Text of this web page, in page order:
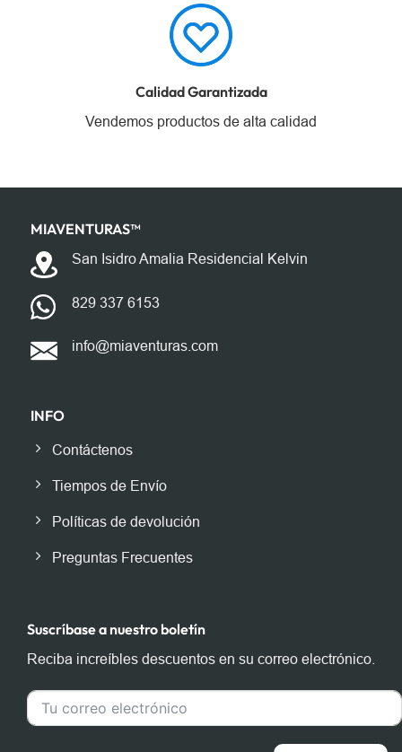
Calidad Garantizada
Vendemos productos de alta calidad
MIAVENTURAS™️
San Isidro Amalia Residencial Kelvin
829 337 6153
info@miaventuras.com
INFO
Contáctenos
Tiempos de Envío
Políticas de devolución
Preguntas Frecuentes
Suscríbase a nuestro boletín
Reciba increíbles descuentos en su correo electrónico.